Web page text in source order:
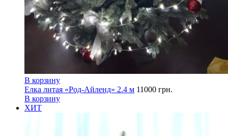
В корзину
Елка литая «Род-Айленд» 2.4 м 11000 грн.
В корзину
ХИТ